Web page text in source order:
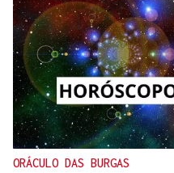
ORÁCULO DAS BURGAS